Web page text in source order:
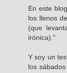
En este
los llenos
(que
irónica)."
Y soy un
los